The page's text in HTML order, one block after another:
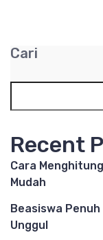
Cari
Recent
Cara
Mudah
Beasiswa
Unggul